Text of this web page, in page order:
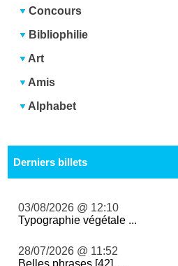
Concours
Bibliophilie
Art
Amis
Alphabet
Derniers billets
03/08/2026 @ 12:10
Typographie végétale ...
28/07/2026 @ 11:52